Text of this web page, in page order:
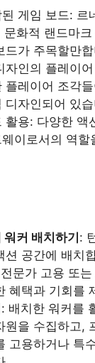
게임 보드: 르
화적 랜드마크
드가 주목할만
자인의 플레이
플레이어 조각
디자인되어 있
활용: 다양한 액
이로서의 역할
워커 배치하기:
션 공간에 배치
문가 고용 또
혜택과 기회를
: 배치한 워커를
원을 수집하고,
고용하거나 특